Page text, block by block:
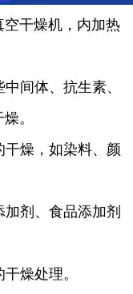
空干燥机，内加热
间体、抗生素、
。
燥，如染料、颜
剂、食品添加剂
燥处理。